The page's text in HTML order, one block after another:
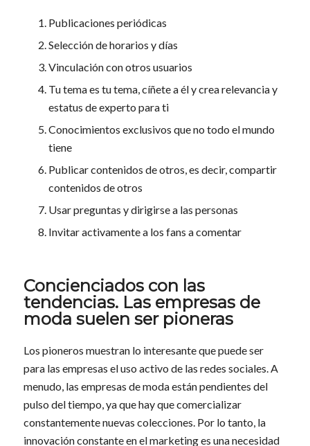
Publicaciones periódicas
Selección de horarios y días
Vinculación con otros usuarios
Tu tema es tu tema, cíñete a él y crea relevancia y
estatus de experto para ti
Conocimientos exclusivos que no todo el mundo
tiene
Publicar contenidos de otros, es decir, compartir
contenidos de otros
Usar preguntas y dirigirse a las personas
Invitar activamente a los fans a comentar
Concienciados con las
tendencias. Las empresas de
moda suelen ser pioneras
Los pioneros muestran lo interesante que puede ser
para las empresas el uso activo de las redes sociales. A
menudo, las empresas de moda están pendientes del
pulso del tiempo, ya que hay que comercializar
constantemente nuevas colecciones. Por lo tanto, la
innovación constante en el marketing es una necesidad